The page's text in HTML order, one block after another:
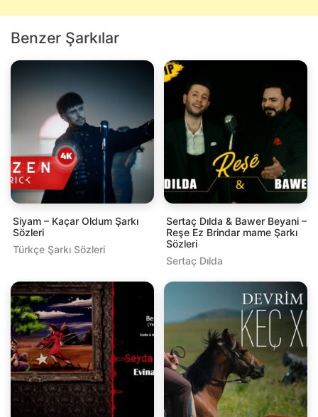
Benzer Şarkılar
Siyam – Kaçar Oldum Şarkı
Sözleri
Türkçe Şarkı Sözleri
Sertaç Dılda & Bawer Beyani –
Reşe Ez Brindar mame Şarkı
Sözleri
Sertaç Dılda